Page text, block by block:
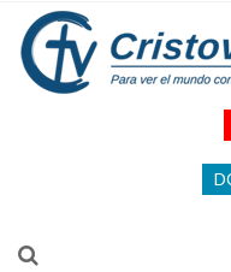
Pasar al contenido principal